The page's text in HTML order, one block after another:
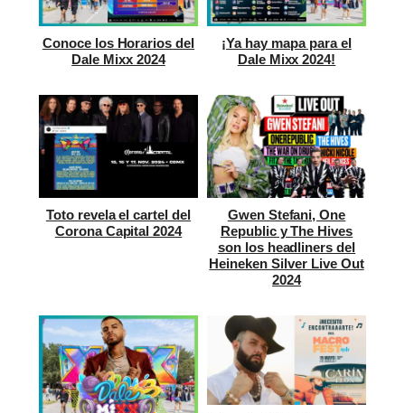
Conoce los Horarios del
Dale Mixx 2024
¡Ya hay mapa para el
Dale Mixx 2024!
Toto revela el cartel del
Corona Capital 2024
Gwen Stefani, One
Republic y The Hives
son los headliners del
Heineken Silver Live Out
2024